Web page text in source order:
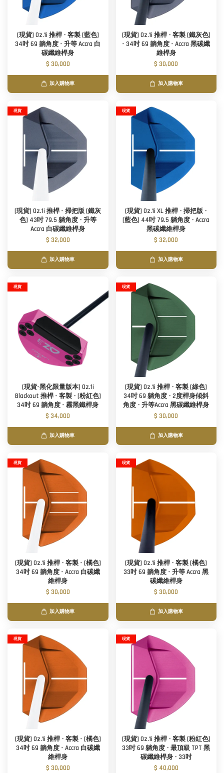
[現貨] Oz.1i 推桿 - 客製 [藍色]
34吋 69 躺角度 - 升等 Accra 白
碳纖維桿身
$ 30,000
加入購物車
[現貨] Oz.1i 推桿 - 客製 [鐵灰色]
- 34吋 69 躺角度 - Accra 黑碳纖
維桿身
$ 30,000
加入購物車
現貨
[現貨] Oz.1i 推桿 - 掃把版 [鐵灰
色] 43吋 79.5 躺角度 - 升等
Accra 白碳纖維桿身
$ 32,000
加入購物車
現貨
[現貨] Oz.1i XL 推桿 - 掃把版 -
[藍色] 44吋 79.5 躺角度 - Accra
黑碳纖維桿身
$ 32,000
加入購物車
現貨
[現貨-黑化限量版本] Oz.1i
Blackout 推桿 - 客製 - [粉紅色]
34吋 69 躺角度 - 霧黑鐵桿身
$ 34,000
加入購物車
現貨
[現貨] Oz.1i 推桿 - 客製 [綠色]
34吋 69 躺角度 - 2度桿身傾斜
角度 - 升等Accra 黑碳纖維桿身
$ 30,000
加入購物車
現貨
[現貨] Oz.1i 推桿 - 客製 - [橘色]
34吋 69 躺角度 - Accra 白碳纖
維桿身
$ 30,000
加入購物車
現貨
[現貨] Oz.1i 推桿 - 客製 [橘色]
33吋 69 躺角度 - 升等 Accra 黑
碳纖維桿身
$ 30,000
加入購物車
現貨
[現貨] Oz.1i 推桿 - 客製 - [橘色]
34吋 69 躺角度 - Accra 白碳纖
維桿身
$ 30,000
現貨
[現貨] Oz.1i 推桿 - 客製 [粉紅色]
33吋 69 躺角度 - 最頂級 TPT 黑
碳纖維桿身 - 33吋
$ 40,000